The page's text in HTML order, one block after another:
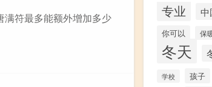
满符最多能额外增加多少
专业 中
你可以 保
冬天
学校 孩子